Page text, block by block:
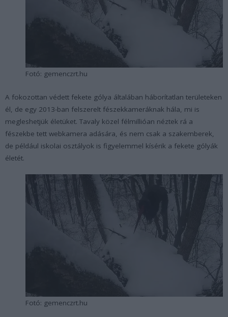
Fotó: gemenczrt.hu
A fokozottan védett fekete gólya általában háborítatlan területeken
él, de egy 2013-ban felszerelt fészekkameráknak hála, mi is
megleshetjük életüket. Tavaly közel félmillióan néztek rá a
fészekbe tett webkamera adására, és nem csak a szakemberek,
de például iskolai osztályok is figyelemmel kísérik a fekete gólyák
életét.
Fotó: gemenczrt.hu